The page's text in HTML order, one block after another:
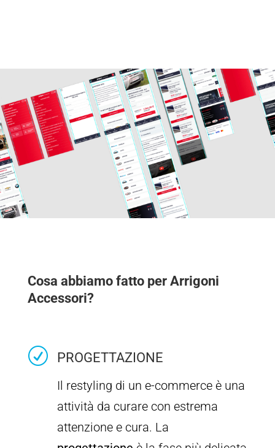
Cosa abbiamo fatto per Arrigoni
Accessori?
R PROGETTAZIONE
Il restyling di un e-commerce è una
attività da curare con estrema
attenzione e cura. La